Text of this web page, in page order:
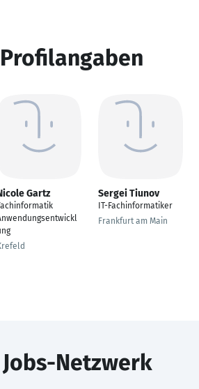
Gartz Sergei Tiunov
IT-Fachinformatiker
Frankfurt am Main
Jobs-Netzwerk